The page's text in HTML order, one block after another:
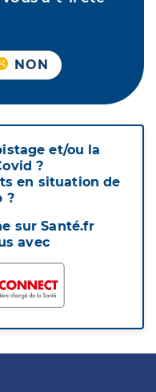
NON
et/ou la
?
en situation de
?
sur Santé.fr
avec